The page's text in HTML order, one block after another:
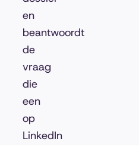
en
beantwoordt
de
vraag
die
een
op
LinkedIn